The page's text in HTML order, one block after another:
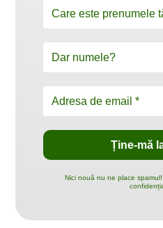
Nici nouă nu ne place